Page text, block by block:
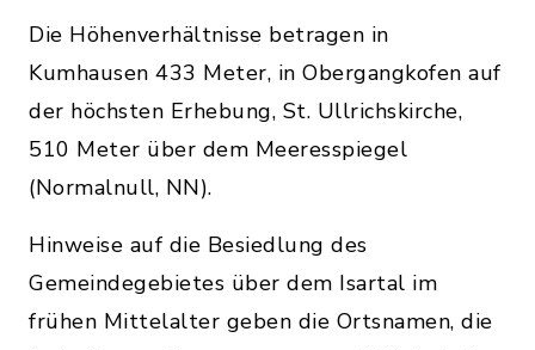
Die Höhenverhältnisse betragen in
Kumhausen 433 Meter, in Obergangkofen auf
der höchsten Erhebung, St. Ullrichskirche,
510 Meter über dem Meeresspiegel
(Normalnull, NN).
Hinweise auf die Besiedlung des
Gemeindegebietes über dem Isartal im
frühen Mittelalter geben die Ortsnamen, die